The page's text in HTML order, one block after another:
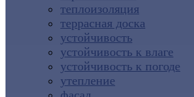
теплоизоляция
террасная доска
устойчивость
устойчивость к влаге
устойчивость к погоде
утепление